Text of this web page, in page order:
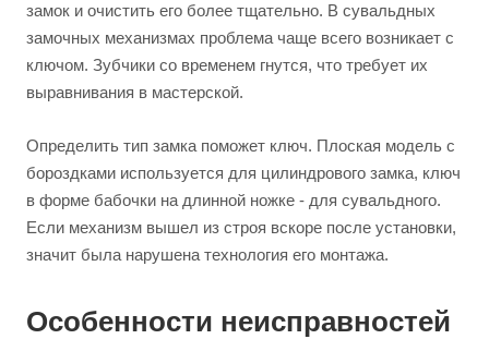
замок и очистить его более тщательно. В сувальдных
замочных механизмах проблема чаще всего возникает с
ключом. Зубчики со временем гнутся, что требует их
выравнивания в мастерской.
Определить тип замка поможет ключ. Плоская модель с
бороздками используется для цилиндрового замка, ключ
в форме бабочки на длинной ножке - для сувальдного.
Если механизм вышел из строя вскоре после установки,
значит была нарушена технология его монтажа.
Особенности неисправностей